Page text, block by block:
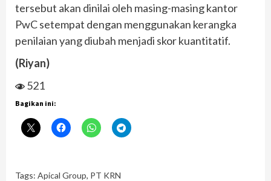
tersebut akan dinilai oleh masing-masing kantor
PwC setempat dengan menggunakan kerangka
penilaian yang diubah menjadi skor kuantitatif.
(Riyan)
521
Bagikan ini:
Tags: Apical Group, PT KRN